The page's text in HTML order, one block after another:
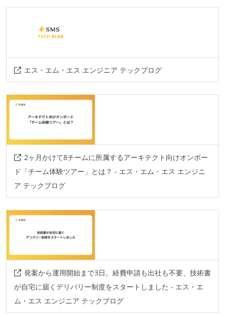
その他
ansible
newrelic
その他、現場で使われている技術
言語
java
kotlin
フレームワーク
spring-boot
phoenix react.js laravel
プロジェクト管理
jira
その他
エス・エム・エス エンジニア テックブログ
2ヶ月かけて8チームに所属するアーキテクト向けオンボー
ド「チーム体験ツアー」とは？ - エス・エム・エス エンジニ
ア テックブログ
発案から運用開始まで3日。経費申請も出社も不要、技術書
が自宅に届くデリバリー制度をスタートしました - エス・エ
ム・エス エンジニア テックブログ